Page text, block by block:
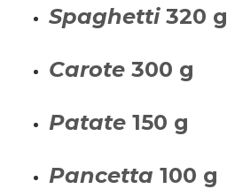
Spaghetti320 g
Carote 300 g
Patate 150 g
Pancetta 100 g